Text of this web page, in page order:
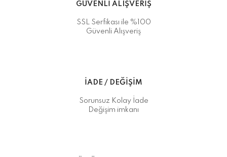
GÜVENLİ ALIŞVERİŞ
SSL Serfikası ile %100
Güvenli Alışveriş
İADE / DEĞİŞİM
Sorunsuz Kolay İade
Değişim imkanı